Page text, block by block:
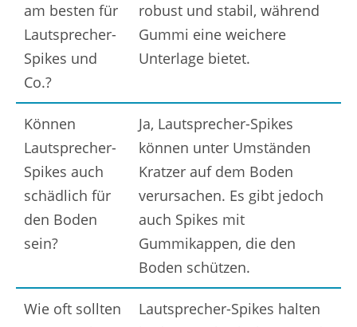
am besten für
Lautsprecher-
Spikes und
Co.?
robust und stabil, während
Gummi eine weichere
Unterlage bietet.
Können
Lautsprecher-
Spikes auch
schädlich für
den Boden
sein?
Ja, Lautsprecher-Spikes
können unter Umständen
Kratzer auf dem Boden
verursachen. Es gibt jedoch
auch Spikes mit
Gummikappen, die den
Boden schützen.
Wie oft sollten
Lautsprecher-Spikes halten